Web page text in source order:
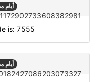
95
is: 7555
95